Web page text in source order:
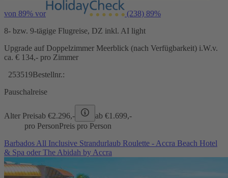
von 89% vor (238) 89%
8- bzw. 9-tägige Flugreise, DZ inkl. AI light
Upgrade auf Doppelzimmer Meerblick (nach Verfügbarkeit) i.W.v.
ca. € 134,- pro Zimmer
253519Bestellnr.:
Pauschalreise
Alter Preisab €2.296,- ab €1.699,-
pro PersonPreis pro Person
Barbados All Inclusive Strandurlaub Roulette - Accra Beach Hotel
& Spa oder The Abidah by Accra